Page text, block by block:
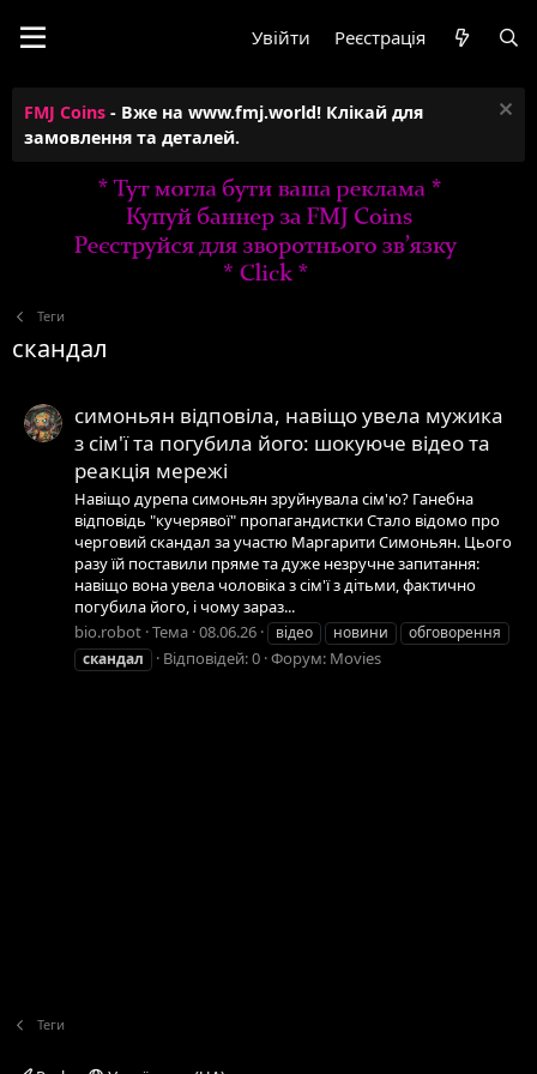
Увійти Реєстрація
FMJ Coins - Вже на www.fmj.world! Клікай для
замовлення та деталей.
Теги
скандал
симоньян відповіла, навіщо увела мужика
з сім'ї та погубила його: шокуюче відео та
реакція мережі
Навіщо дурепа симоньян зруйнувала сім'ю? Ганебна
відповідь "кучерявої" пропагандистки Стало відомо про
черговий скандал за участю Маргарити Симоньян. Цього
разу їй поставили пряме та дуже незручне запитання:
навіщо вона увела чоловіка з сім'ї з дітьми, фактично
погубила його, і чому зараз...
bio.robot Тема 08.06.26 відео новини
обговорення
скандал
Відповідей: 0 Форум: Movies
Теги